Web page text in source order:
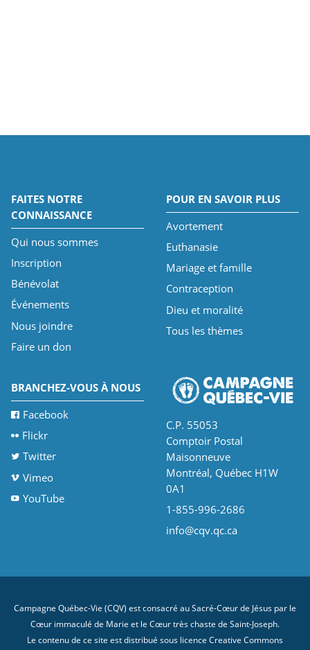
FAITES NOTRE
CONNAISSANCE
Qui nous sommes
Inscription
Bénévolat
Événements
Nous joindre
Faire un don
POUR EN SAVOIR PLUS
Avortement
Euthanasie
Mariage et famille
Contraception
Dieu et moralité
Tous les thèmes
BRANCHEZ-VOUS À NOUS
Facebook
Flickr
Twitter
Vimeo
YouTube
C.P. 55053
Comptoir Postal
Maisonneuve
Montréal, Québec H1W
0A1
1-855-996-2686
info@cqv.qc.ca
Campagne Québec-Vie (CQV) est consacré au Sacré-Cœur de Jésus par le
Cœur immaculé de Marie et le Cœur très chaste de Saint-Joseph.
Le contenu de ce site est distribué sous licence Creative Commons